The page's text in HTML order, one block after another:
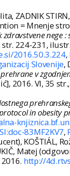
ZADNIK
= Mnenje
zdravstvene nege
str. 224-231,
2016.50.3.224,
Slovenije,
v
2016. VI, 35
in obesity
83MF2KV7,
KOŠTIÁL,
Matej
http://